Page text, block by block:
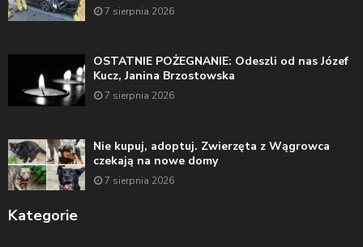
7 sierpnia 2026
OSTATNIE POŻEGNANIE: Odeszli od nas Józef
Kucz, Janina Brzostowska
7 sierpnia 2026
Nie kupuj, adoptuj. Zwierzęta z Wągrowca
czekają na nowe domy
7 sierpnia 2026
Kategorie